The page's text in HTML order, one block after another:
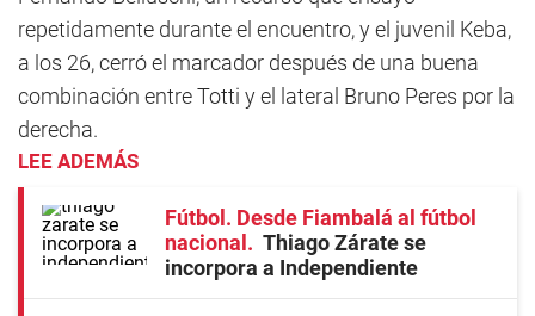
repetidamente durante el encuentro, y el juvenil Keba,
a los 26, cerró el marcador después de una buena
combinación entre Totti y el lateral Bruno Peres por la
derecha.
LEE ADEMÁS
Fútbol. Desde Fiambalá al fútbol
nacional
Thiago Zárate se
incorpora a Independiente